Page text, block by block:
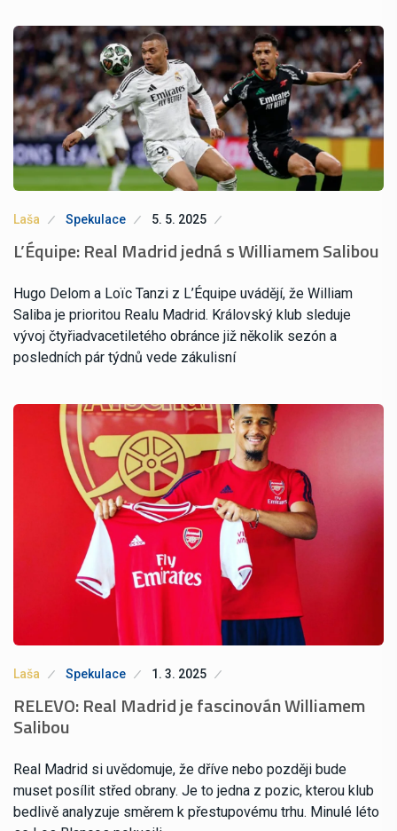
Laša Spekulace 5. 5. 2025
L’Équipe: Real Madrid jedná s Williamem Salibou
Hugo Delom a Loïc Tanzi z L’Équipe uvádějí, že William
Saliba je prioritou Realu Madrid. Královský klub sleduje
vývoj čtyřiadvacetiletého obránce již několik sezón a
posledních pár týdnů vede zákulisní
Laša Spekulace 1. 3. 2025
RELEVO: Real Madrid je fascinován Williamem
Salibou
Real Madrid si uvědomuje, že dříve nebo později bude
muset posílit střed obrany. Je to jedna z pozic, kterou klub
bedlivě analyzuje směrem k přestupovému trhu. Minulé léto